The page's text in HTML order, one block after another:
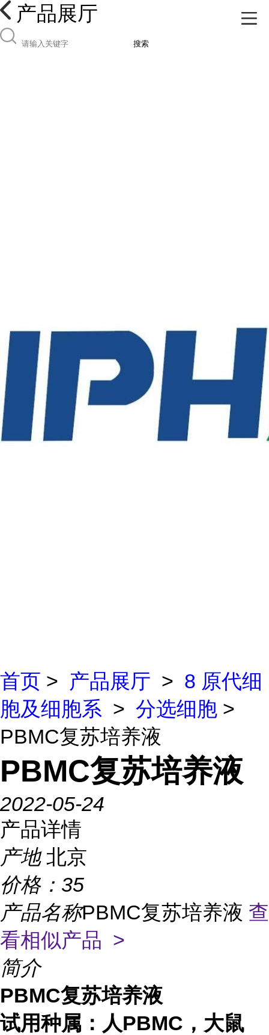
产品展厅
搜索
首页 > 产品展厅 > 8 原代细
胞及细胞系 > 分选细胞 >
PBMC复苏培养液
PBMC复苏培养液
2022-05-24
产品详情
产地 北京
价格： 35
产品名称PBMC复苏培养液 查
看相似产品 >
简介
PBMC复苏培养液
试用种属：人PBMC，大鼠